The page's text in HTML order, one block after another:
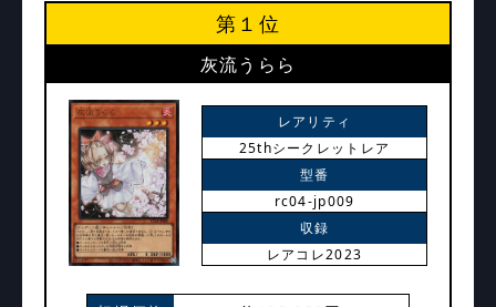
第１位
灰流うらら
レアリティ
25thシークレットレア
型番
rc04-jp009
収録
レアコレ2023